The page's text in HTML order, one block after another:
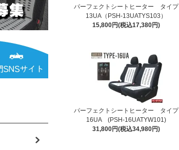
パーフェクトシートヒーター タイプ
13UA（PSH-13UATYS103）
15,800円(税込17,380円)
パーフェクトシートヒーター タイプ
16UA (PSH-16UATYW101)
31,800円(税込34,980円)